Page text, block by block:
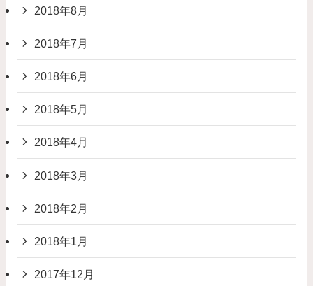
2018年8月
2018年7月
2018年6月
2018年5月
2018年4月
2018年3月
2018年2月
2018年1月
2017年12月